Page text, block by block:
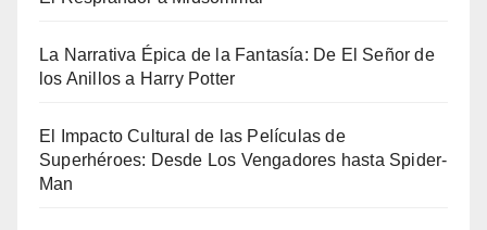
La Narrativa Épica de la Fantasía: De El Señor de
los Anillos a Harry Potter
El Impacto Cultural de las Películas de
Superhéroes: Desde Los Vengadores hasta Spider-
Man